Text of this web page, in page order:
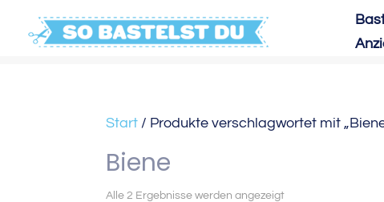
Start / Produkte verschlagwortet mit
Biene
Alle 2 Ergebnisse werden angezeigtNach